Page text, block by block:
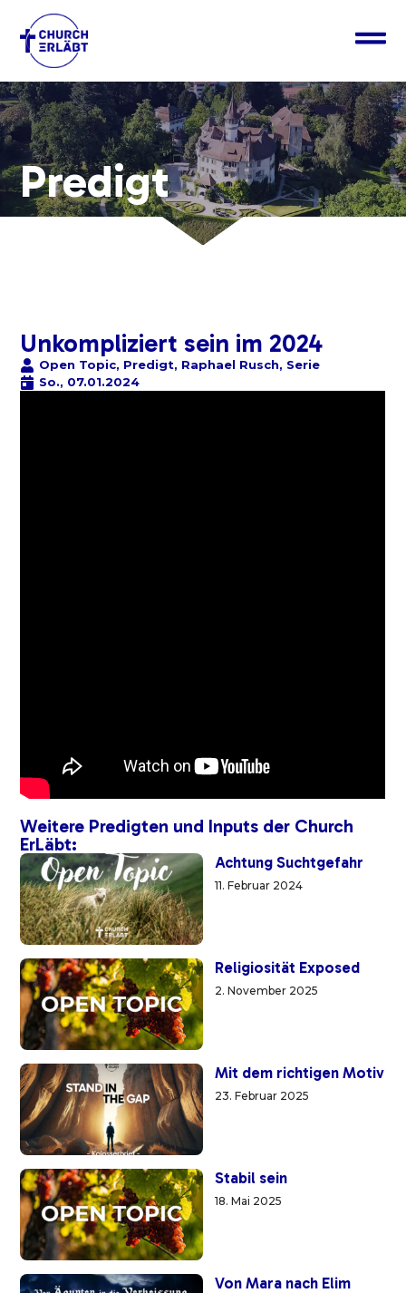
Predigt
Unkompliziert sein im 2024
Open Topic, Predigt, Raphael Rusch, Serie
So., 07.01.2024
Weitere Predigten und Inputs der Church
ErLäbt:
Achtung Suchtgefahr
11. Februar 2024
Religiosität Exposed
2. November 2025
Mit dem richtigen Motiv
23. Februar 2025
Stabil sein
18. Mai 2025
Von Mara nach Elim